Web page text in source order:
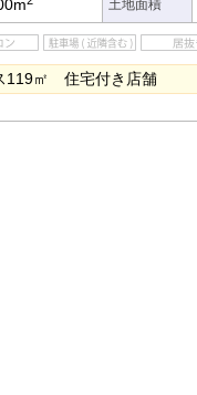
土地面積
119㎡ 住宅付き店舗